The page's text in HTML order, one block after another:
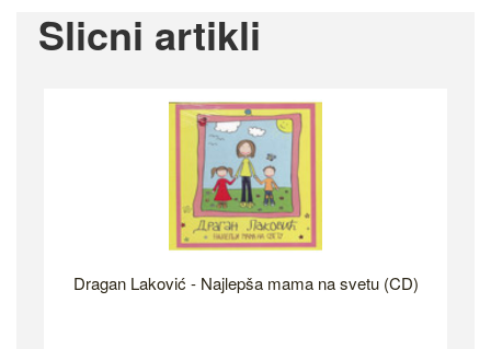
Slicni artikli
Dragan Laković - Najlepša mama na svetu (CD)